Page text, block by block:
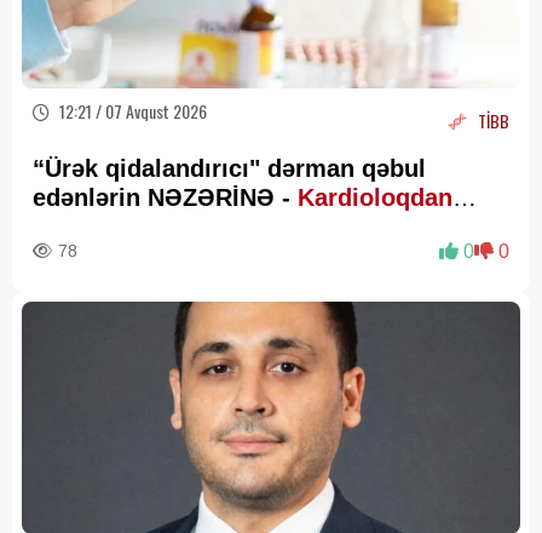
12:21 / 07 Avqust 2026 TİBB
“Ürək qidalandırıcı" dərman qəbul
edənlərin NƏZƏRİNƏ - Kardioloqdan
78 0 0